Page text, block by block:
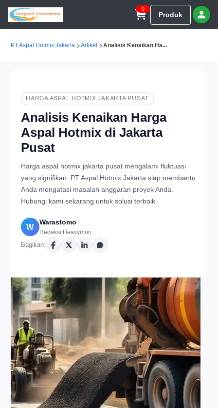
0
Produk
PT Aspal Hotmix Jakarta Artikel Analisis Kenaikan Ha...
HARGA ASPAL HOTMIX JAKARTA PUSAT
Analisis Kenaikan Harga
Aspal Hotmix di Jakarta
Pusat
Harga aspal hotmix jakarta pusat mengalami fluktuasi
yang signifikan. PT Aspal Hotmix Jakarta siap membantu
Anda mengatasi masalah anggaran proyek Anda.
Hubungi kami sekarang untuk solusi terbaik.
W
Warastomo
Redaksi Heavymon
Bagikan: